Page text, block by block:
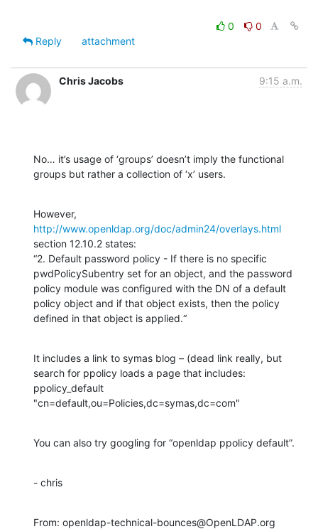
0
0
Reply
attachment
Chris Jacobs 9:15 a.m.
No… it’s usage of ‘groups’ doesn’t imply the functional
groups but rather a collection of ‘x’ users.
http://www.openldap.org/doc/admin24/overlays.html
section 12.10.2 states:
“2. Default password policy - If there is no specific
pwdPolicySubentry set for an object, and the password
policy module was configured with the DN of a default
policy object and if that object exists, then the policy
defined in that object is applied.“
It includes a link to symas blog – (dead link really, but
search for ppolicy loads a page that includes:
ppolicy_default
"cn=default,ou=Policies,dc=symas,dc=com"
You can also try googling for “openldap ppolicy default”.
- chris
From: openldap-technical-bounces@OpenLDAP.org